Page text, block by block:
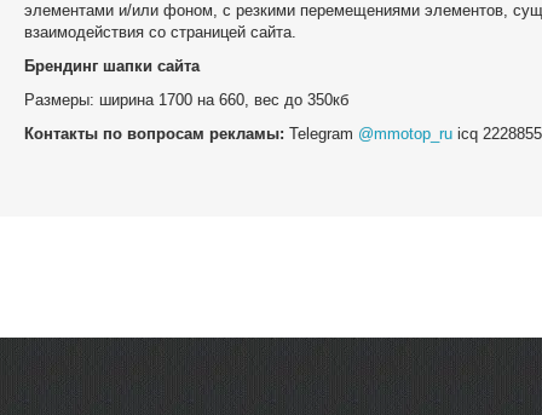
элементами и/или фоном, с резкими перемещениями элементов,
взаимодействия со страницей сайта.
Брендинг шапки сайта
Размеры: ширина 1700 на 660, вес до 350кб
Контакты по вопросам рекламы: Telegram @mmotop_ru icq